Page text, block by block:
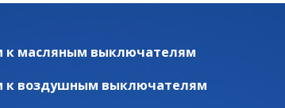
к масляным выключателям
к воздушным выключателям